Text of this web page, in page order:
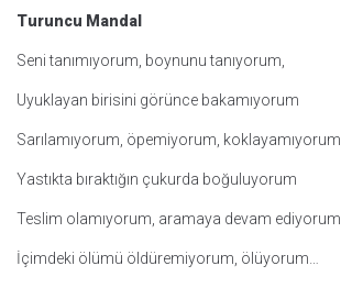
Turuncu Mandal
Seni tanımıyorum, boynunu tanıyorum,
Uyuklayan birisini görünce bakamıyorum
Sarılamıyorum, öpemiyorum, koklayamıyorum.
Yastıkta bıraktığın çukurda boğuluyorum
Teslim olamıyorum, aramaya devam ediyorum
İçimdeki ölümü öldüremiyorum, ölüyorum…